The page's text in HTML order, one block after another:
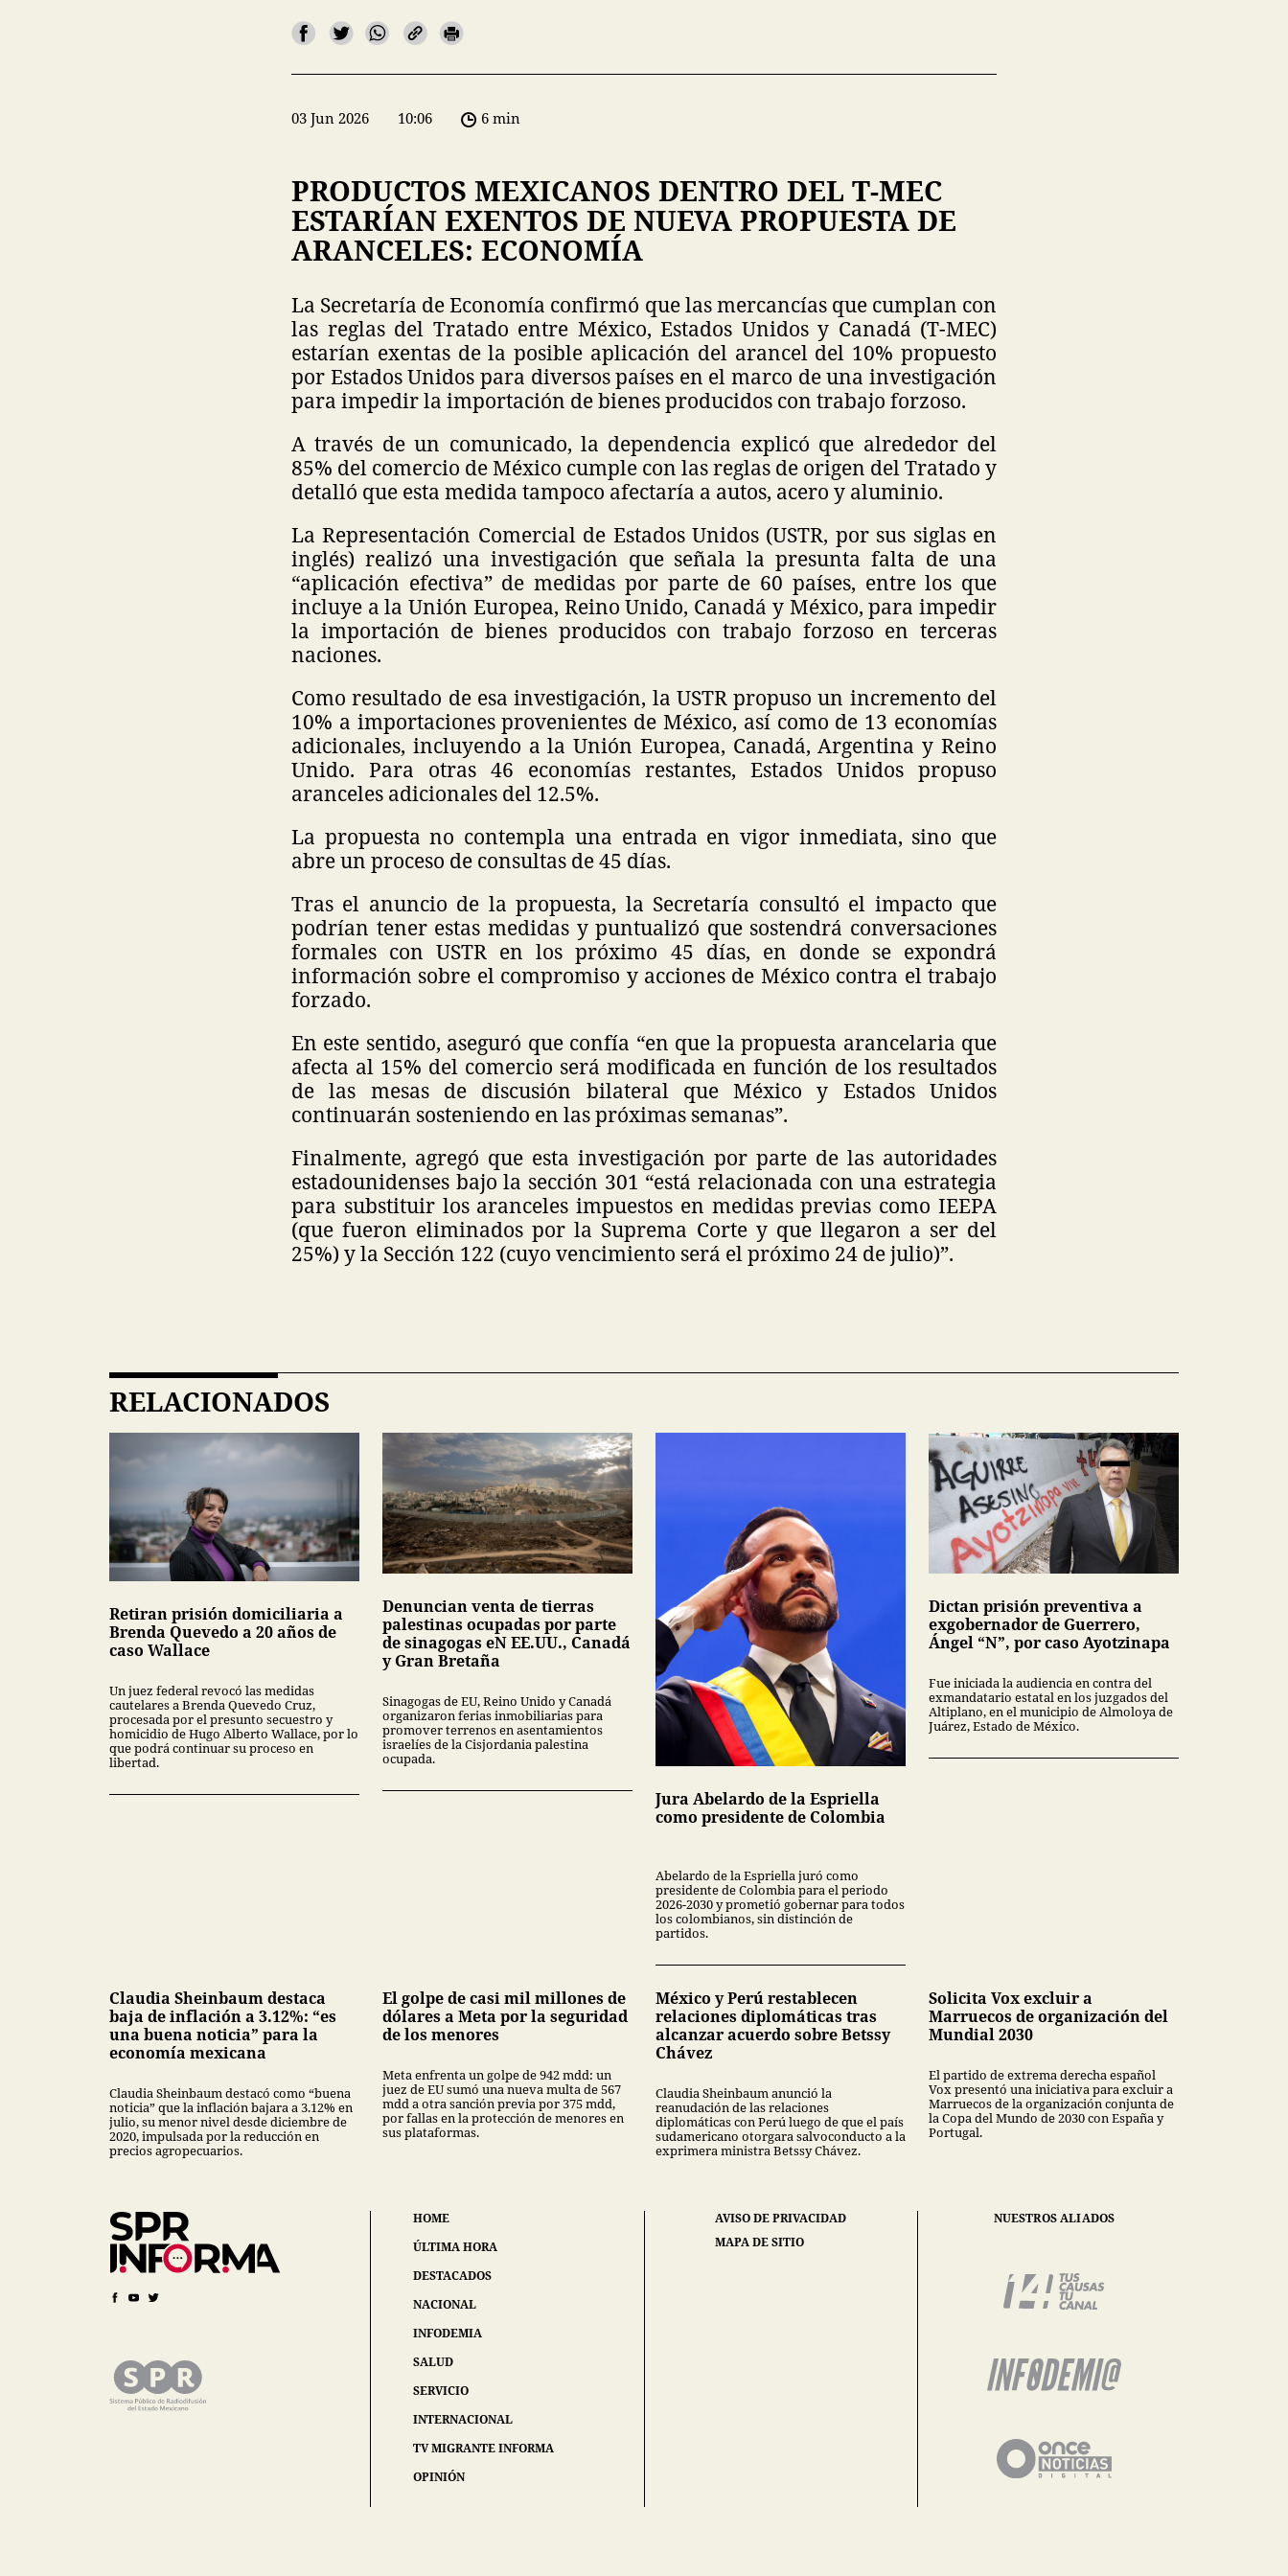
03 Jun 2026 10:06 6 min
PRODUCTOS MEXICANOS DENTRO DEL T-MEC
ESTARÍAN EXENTOS DE NUEVA PROPUESTA DE
ARANCELES: ECONOMÍA
La Secretaría de Economía confirmó que las mercancías que cumplan con
las reglas del Tratado entre México, Estados Unidos y Canadá (T-MEC)
estarían exentas de la posible aplicación del arancel del 10% propuesto
por Estados Unidos para diversos países en el marco de una investigación
para impedir la importación de bienes producidos con trabajo forzoso.
A través de un comunicado, la dependencia explicó que alrededor del
85% del comercio de México cumple con las reglas de origen del Tratado y
detalló que esta medida tampoco afectaría a autos, acero y aluminio.
La Representación Comercial de Estados Unidos (USTR, por sus siglas en
inglés) realizó una investigación que señala la presunta falta de una
“aplicación efectiva” de medidas por parte de 60 países, entre los que
incluye a la Unión Europea, Reino Unido, Canadá y México, para impedir
la importación de bienes producidos con trabajo forzoso en terceras
naciones.
Como resultado de esa investigación, la USTR propuso un incremento del
10% a importaciones provenientes de México, así como de 13 economías
adicionales, incluyendo a la Unión Europea, Canadá, Argentina y Reino
Unido. Para otras 46 economías restantes, Estados Unidos propuso
aranceles adicionales del 12.5%.
La propuesta no contempla una entrada en vigor inmediata, sino que
abre un proceso de consultas de 45 días.
Tras el anuncio de la propuesta, la Secretaría consultó el impacto que
podrían tener estas medidas y puntualizó que sostendrá conversaciones
formales con USTR en los próximo 45 días, en donde se expondrá
información sobre el compromiso y acciones de México contra el trabajo
forzado.
En este sentido, aseguró que confía “en que la propuesta arancelaria que
afecta al 15% del comercio será modificada en función de los resultados
de las mesas de discusión bilateral que México y Estados Unidos
continuarán sosteniendo en las próximas semanas”.
Finalmente, agregó que esta investigación por parte de las autoridades
estadounidenses bajo la sección 301 “está relacionada con una estrategia
para substituir los aranceles impuestos en medidas previas como IEEPA
(que fueron eliminados por la Suprema Corte y que llegaron a ser del
25%) y la Sección 122 (cuyo vencimiento será el próximo 24 de julio)”.
RELACIONADOS
Retiran prisión domiciliaria a
Brenda Quevedo a 20 años de
caso Wallace
Un juez federal revocó las medidas
cautelares a Brenda Quevedo Cruz,
procesada por el presunto secuestro y
homicidio de Hugo Alberto Wallace, por lo
que podrá continuar su proceso en
libertad.
Denuncian venta de tierras
palestinas ocupadas por parte
de sinagogas eN EE.UU., Canadá
y Gran Bretaña
Sinagogas de EU, Reino Unido y Canadá
organizaron ferias inmobiliarias para
promover terrenos en asentamientos
israelíes de la Cisjordania palestina
ocupada.
Jura Abelardo de la Espriella
como presidente de Colombia
Abelardo de la Espriella juró como
presidente de Colombia para el periodo
2026-2030 y prometió gobernar para todos
los colombianos, sin distinción de
partidos.
Dictan prisión preventiva a
exgobernador de Guerrero,
Ángel “N”, por caso Ayotzinapa
Fue iniciada la audiencia en contra del
exmandatario estatal en los juzgados del
Altiplano, en el municipio de Almoloya de
Juárez, Estado de México.
Claudia Sheinbaum destaca
baja de inflación a 3.12%: “es
una buena noticia” para la
economía mexicana
Claudia Sheinbaum destacó como “buena
noticia” que la inflación bajara a 3.12% en
julio, su menor nivel desde diciembre de
2020, impulsada por la reducción en
precios agropecuarios.
El golpe de casi mil millones de
dólares a Meta por la seguridad
de los menores
Meta enfrenta un golpe de 942 mdd: un
juez de EU sumó una nueva multa de 567
mdd a otra sanción previa por 375 mdd,
por fallas en la protección de menores en
sus plataformas.
México y Perú restablecen
relaciones diplomáticas tras
alcanzar acuerdo sobre Betssy
Chávez
Claudia Sheinbaum anunció la
reanudación de las relaciones
diplomáticas con Perú luego de que el país
sudamericano otorgara salvoconducto a la
exprimera ministra Betssy Chávez.
Solicita Vox excluir a
Marruecos de organización del
Mundial 2030
El partido de extrema derecha español
Vox presentó una iniciativa para excluir a
Marruecos de la organización conjunta de
la Copa del Mundo de 2030 con España y
Portugal.
HOME
ÚLTIMA HORA
DESTACADOS
NACIONAL
INFODEMIA
SALUD
SERVICIO
INTERNACIONAL
TV MIGRANTE INFORMA
OPINIÓN
AVISO DE PRIVACIDAD
MAPA DE SITIO
NUESTROS ALIADOS